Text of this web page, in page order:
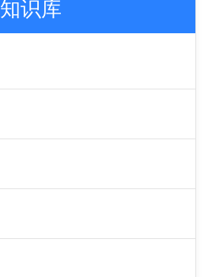
知识库